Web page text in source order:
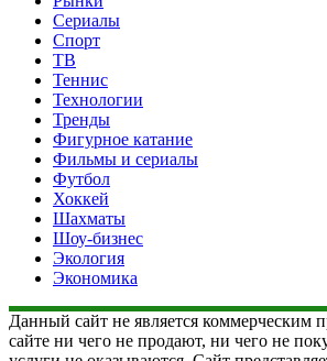
Сериалы
Спорт
ТВ
Теннис
Технологии
Тренды
Фигурное катание
Фильмы и сериалы
Футбол
Хоккей
Шахматы
Шоу-бизнес
Экология
Экономика
Данный сайт не является коммерческим
сайте ни чего не продают, ни чего не